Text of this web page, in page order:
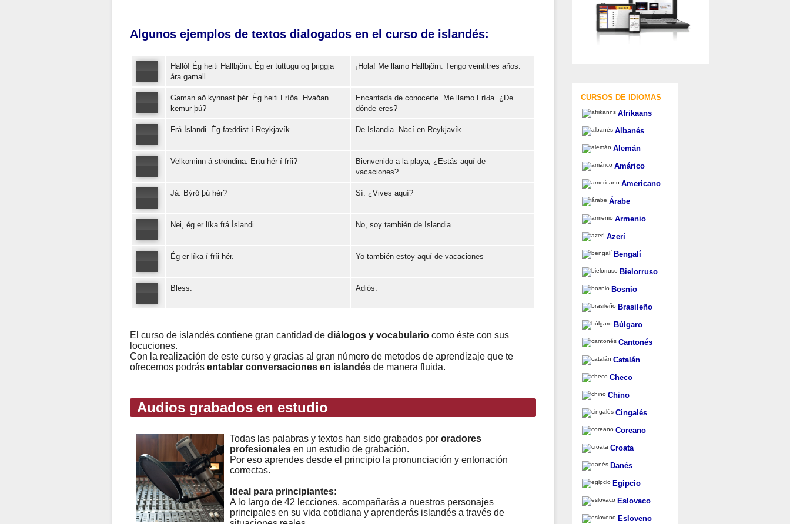
Algunos ejemplos de textos dialogados en el curso de islandés:
Error loading: "https://www.idiomaspc.com/curso-aprender-islandes-basico/audio/3004.mp3"
Halló! Ég heiti Hallbjörn. Ég er tuttugu og þriggja
ára gamall.
¡Hola! Me llamo Hallbjörn. Tengo veintitres años.
Error loading: "https://www.idiomaspc.com/curso-aprender-islandes-basico/audio/3005.mp3"
Gaman að kynnast þér. Ég heiti Fríða. Hvaðan
kemur þú?
Encantada de conocerte. Me llamo Fríđa. ¿De
dónde eres?
Error loading: "https://www.idiomaspc.com/curso-aprender-islandes-basico/audio/3006.mp3"
Frá Íslandi. Ég fæddist í Reykjavík. De Islandia. Nací en Reykjavík
Error loading: "https://www.idiomaspc.com/curso-aprender-islandes-basico/audio/3007.mp3"
Velkominn á ströndina. Ertu hér í fríi?
Bienvenido a la playa, ¿Estás aquí de
vacaciones?
Error loading: "https://www.idiomaspc.com/curso-aprender-islandes-basico/audio/3008.mp3"
Já. Býrð þú hér? Sí. ¿Vives aquí?
Error loading: "https://www.idiomaspc.com/curso-aprender-islandes-basico/audio/3009.mp3"
Nei, ég er líka frá Íslandi. No, soy también de Islandia.
Error loading: "https://www.idiomaspc.com/curso-aprender-islandes-basico/audio/3010.mp3"
Ég er líka í fríi hér. Yo también estoy aquí de vacaciones
Bless. Adiós.
El curso de islandés contiene gran cantidad de diálogos y vocabulariocomo éste con sus
locuciones.
Con la realización de este curso y gracias al gran número de metodos de aprendizaje que te
ofrecemos podrás entablar conversaciones en islandésde manera fluida.
Audios grabados en estudio
Todas las palabras y textos han sido grabados por oradores
profesionalesen un estudio de grabación.
Por eso aprendes desde el principio la pronunciación y entonación
correctas.
Ideal para principiantes:
A lo largo de 42 lecciones, acompañarás a nuestros personajes
principales en su vida cotidiana y aprenderás islandés a través de
CURSOS DE IDIOMAS
Afrikaans
Albanés
Alemán
Amárico
Americano
Árabe
Armenio
Azerí
Bengalí
Bielorruso
Bosnio
Brasileño
Búlgaro
Cantonés
Catalán
Checo
Chino
Cingalés
Coreano
Croata
Danés
Egipcio
Eslovaco
Esloveno